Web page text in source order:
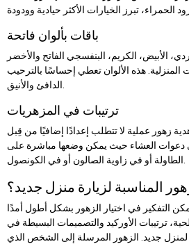
باقات بألوان فاتحة
الأبيض، الكريم، البنفسجي الفاتح والأخضر
المنزلية. هذه الألوان تعطي إحساسًا بالترحيب
الدافئ والأنيق.
ترتيبات في المزهريات
زهور عملية لا تتطلب إعدادًا إضافيًا من قِبل
العشاء حيث يمكن وضعها مباشرة على
الطاولة أو في زاوية الصالون أو في الكونصول.
المناسبة لزيارة منزل جديد؟
التفكير في اختيار الزهور بشكل أطول أمدًا
ترتيبات الأوركيد والتصميمات البسيطة في
لمنزل جديد. الزهور المرسلة إلى الشخص الذي